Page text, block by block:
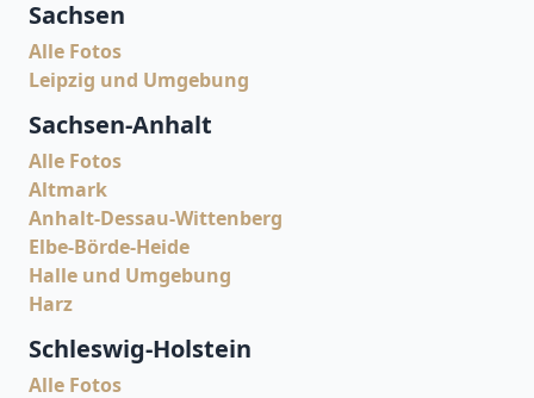
Sachsen
Alle Fotos
Leipzig und Umgebung
Sachsen-Anhalt
Alle Fotos
Altmark
Anhalt-Dessau-Wittenberg
Elbe-Börde-Heide
Halle und Umgebung
Harz
Schleswig-Holstein
Alle Fotos